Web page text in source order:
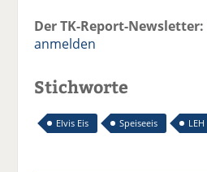
Der TK-Report-Newsletter:
anmelden
Stichworte
Elvis Eis Speiseeis LEH